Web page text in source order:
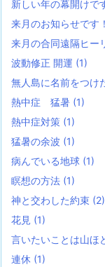
新しい年の幕開けで
来月のお知らせです
来月の合同遠隔ヒー
波動修正 開運 (1)
無人島に名前をつけ
熱中症 猛暑 (1)
熱中症対策 (1)
猛暑の余波 (1)
病んでいる地球 (1)
瞑想の方法 (1)
神と交わした約束 (2)
花見 (1)
言いたいことは山ほ
連休 (1)